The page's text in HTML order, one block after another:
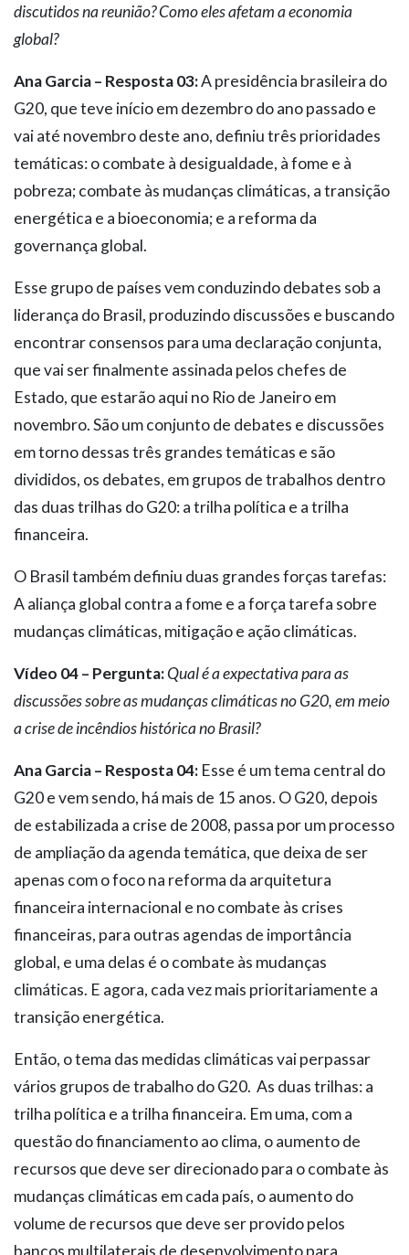
discutidos na reunião? Como eles afetam a economia
global?
Ana Garcia – Resposta 03:A presidência brasileira do
G20, que teve início em dezembro do ano passado e
vai até novembro deste ano, definiu três prioridades
temáticas: o combate à desigualdade, à fome e à
pobreza; combate às mudanças climáticas, a transição
energética e a bioeconomia; e a reforma da
governança global.
Esse grupo de países vem conduzindo debates sob a
liderança do Brasil, produzindo discussões e buscando
encontrar consensos para uma declaração conjunta,
que vai ser finalmente assinada pelos chefes de
Estado, que estarão aqui no Rio de Janeiro em
novembro. São um conjunto de debates e discussões
em torno dessas três grandes temáticas e são
divididos, os debates, em grupos de trabalhos dentro
das duas trilhas do G20: a trilha política e a trilha
financeira.
O Brasil também definiu duas grandes forças tarefas:
A aliança global contra a fome e a força tarefa sobre
mudanças climáticas, mitigação e ação climáticas.
Vídeo 04 – Pergunta:Qual é a expectativa para as
discussões sobre as mudanças climáticas no G20, em meio
a crise de incêndios histórica no Brasil?
Ana Garcia – Resposta 04: Esse é um tema central do
G20 e vem sendo, há mais de 15 anos. O G20, depois
de estabilizada a crise de 2008, passa por um processo
de ampliação da agenda temática, que deixa de ser
apenas com o foco na reforma da arquitetura
financeira internacional e no combate às crises
financeiras, para outras agendas de importância
global, e uma delas é o combate às mudanças
climáticas. E agora, cada vez mais prioritariamente a
transição energética.
Então, o tema das medidas climáticas vai perpassar
vários grupos de trabalho do G20. As duas trilhas: a
trilha política e a trilha financeira. Em uma, com a
questão do financiamento ao clima, o aumento de
recursos que deve ser direcionado para o combate às
mudanças climáticas em cada país, o aumento do
volume de recursos que deve ser provido pelos
bancos multilaterais de desenvolvimento para